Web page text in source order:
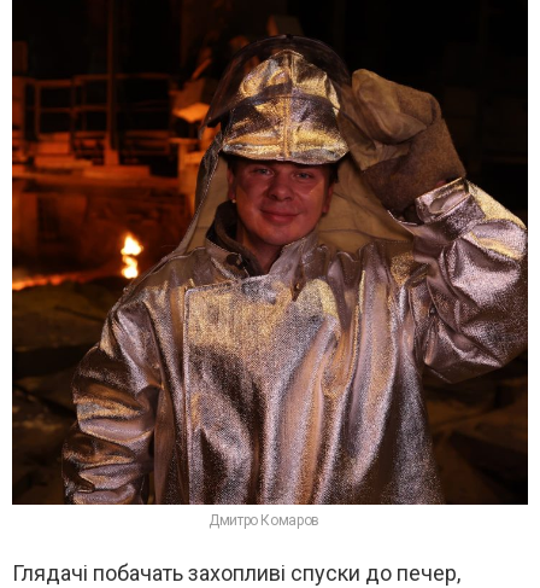
Дмитро Комаров
Глядачі побачать захопливі спуски до печер,